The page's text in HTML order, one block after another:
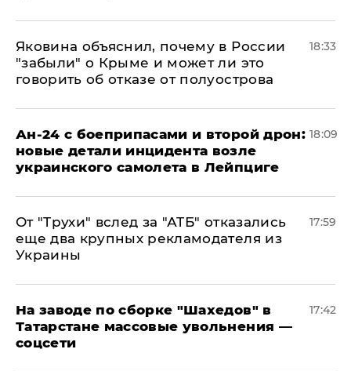
Яковина объяснил, почему в России
"забыли" о Крыме и может ли это
говорить об отказе от полуострова
18:33
Ан-24 с боеприпасами и второй дрон:
новые детали инцидента возле
украинского самолета в Лейпциге
18:09
От "Трухи" вслед за "АТБ" отказались
еще два крупных рекламодателя из
Украины
17:59
На заводе по сборке "Шахедов" в
Татарстане массовые увольнения —
соцсети
17:42